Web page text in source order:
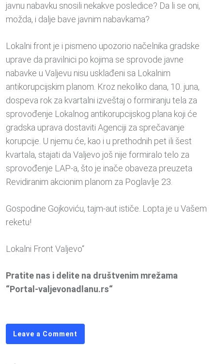
javnu nabavku snosili nekakve posledice? Da li se oni,
možda, i dalje bave javnim nabavkama?
Lokalni front je i pismeno upozorio načelnika gradske
uprave da pravilnici po kojima se sprovode javne
nabavke u Valjevu nisu usklađeni sa Lokalnim
antikorupcijskim planom. Kroz nekoliko dana, 10. juna,
dospeva rok za kvartalni izveštaj o formiranju tela za
sprovođenje Lokalnog antikorupcijskog plana koji će
gradska uprava dostaviti Agenciji za sprečavanje
korupcije. U njemu će, kao i u prethodnih pet ili šest
kvartala, stajati da Valjevo još nije formiralo telo za
sprovođenje LAP-a, što je inače obaveza preuzeta
Revidiranim akcionim planom za Poglavlje 23.
Gospodine Gojkoviću, tajm-aut ističe. Lopta je u Vašem
reketu!
Lokalni Front Valjevo“
Pratite nas i delite na društvenim mrežama
“Portal-valjevonadlanu.rs“
Leave a Comment